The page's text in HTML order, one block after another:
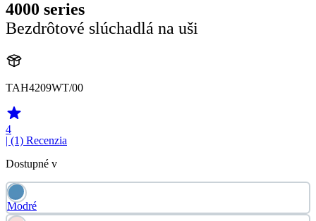
4000 series
Bezdrôtové slúchadlá na uši
TAH4209WT/00
4
| (1) Recenzia
Dostupné v
Modré